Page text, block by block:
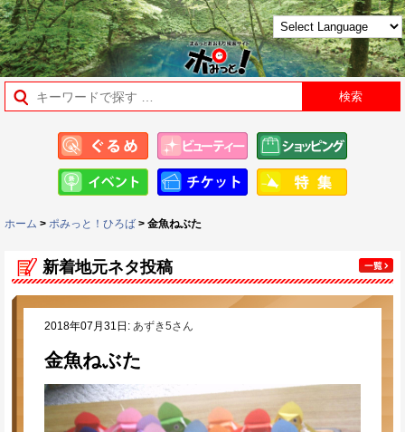
ホーム > ポみっと！ひろば > 金魚ねぶた
新着地元ネタ投稿
2018年07月31日:あずき5さん
金魚ねぶた